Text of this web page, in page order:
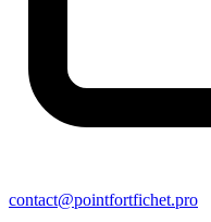
contact@pointfortfichet.pro